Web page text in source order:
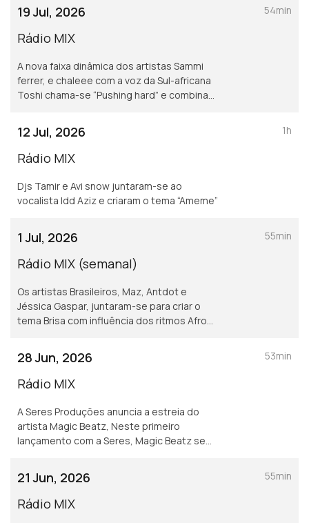
19 Jul, 2026
Rádio MIX
A nova faixa dinâmica dos artistas Sammi
ferrer, e chaleee com a voz da Sul-africana
Toshi chama-se “Pushing hard” e combina
54min
12 Jul, 2026
Rádio MIX
Djs Tamir e Avi snow juntaram-se ao
vocalista Idd Aziz e criaram o tema “Ameme”
1h
1 Jul, 2026
Rádio MIX (semanal)
Os artistas Brasileiros, Maz, Antdot e
Jéssica Gaspar, juntaram-se para criar o
tema Brisa com influência dos ritmos Afro
55min
28 Jun, 2026
Rádio MIX
A Seres Produções anuncia a estreia do
artista Magic Beatz, Neste primeiro
lançamento com a Seres, Magic Beatz se
53min
21 Jun, 2026
Rádio MIX
55min